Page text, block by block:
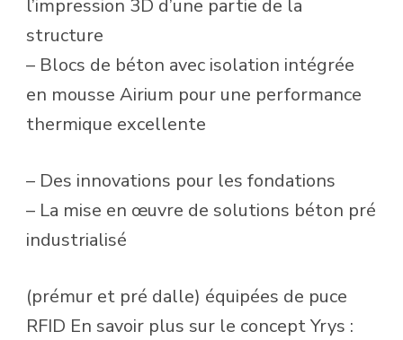
l’impression 3D d’une partie de la
structure
– Blocs de béton avec isolation intégrée
en mousse Airium pour une performance
thermique excellente
– Des innovations pour les fondations
– La mise en œuvre de solutions béton pré
industrialisé
(prémur et pré dalle) équipées de puce
RFID En savoir plus sur le concept Yrys :